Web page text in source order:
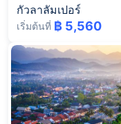
กัวลาลัมเปอร์
เริ่มต้นที่ ฿ 5,560